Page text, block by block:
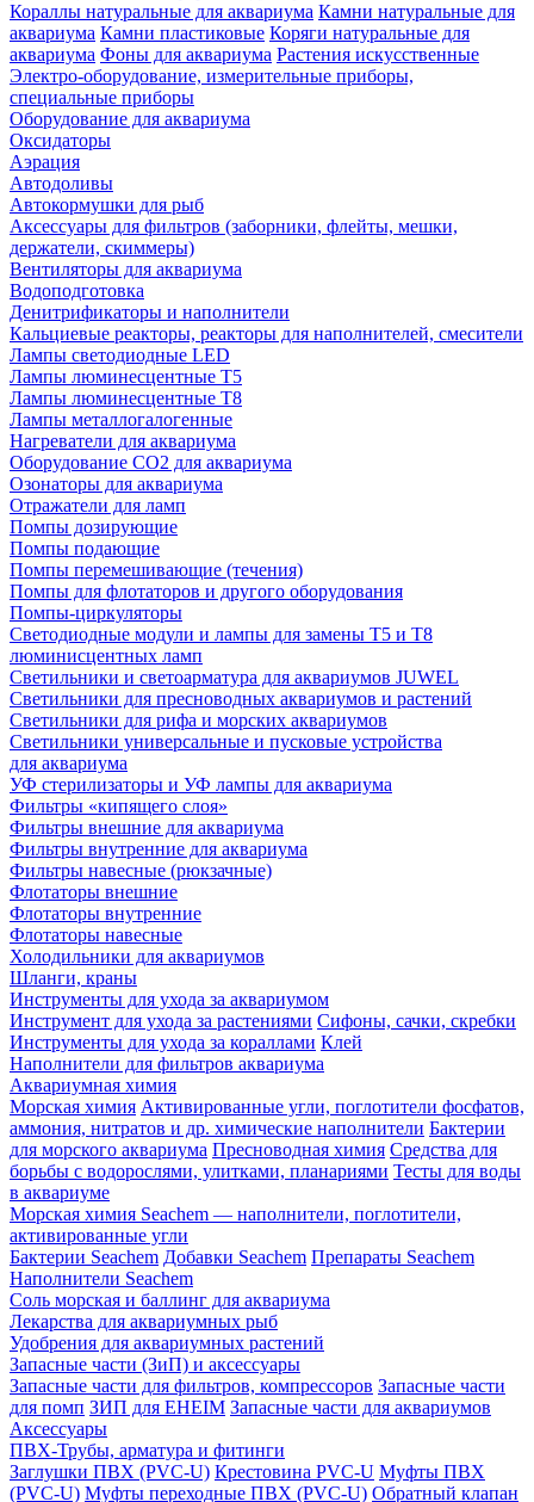
Кораллы натуральные для аквариума Камни натуральные для
аквариума Камни пластиковые Коряги натуральные для
аквариума Фоны для аквариума Растения искусственные
Электро-оборудование, измерительные приборы,
специальные приборы
Оборудование для аквариума
Оксидаторы
Аэрация
Автодоливы
Автокормушки для рыб
Аксессуары для фильтров (заборники, флейты, мешки,
держатели, скиммеры)
Вентиляторы для аквариума
Водоподготовка
Денитрификаторы и наполнители
Кальциевые реакторы, реакторы для наполнителей, смесители
Лампы светодиодные LED
Лампы люминесцентные Т5
Лампы люминесцентные Т8
Лампы металлогалогенные
Нагреватели для аквариума
Оборудование CO2 для аквариума
Озонаторы для аквариума
Отражатели для ламп
Помпы дозирующие
Помпы подающие
Помпы перемешивающие (течения)
Помпы для флотаторов и другого оборудования
Помпы-циркуляторы
Светодиодные модули и лампы для замены Т5 и Т8
люминисцентных ламп
Светильники и светоарматура для аквариумов JUWEL
Светильники для пресноводных аквариумов и растений
Светильники для рифа и морских аквариумов
Светильники универсальные и пусковые устройства
для аквариума
УФ стерилизаторы и УФ лампы для аквариума
Фильтры «кипящего слоя»
Фильтры внешние для аквариума
Фильтры внутренние для аквариума
Фильтры навесные (рюкзачные)
Флотаторы внешние
Флотаторы внутренние
Флотаторы навесные
Холодильники для аквариумов
Шланги, краны
Инструменты для ухода за аквариумом
Инструмент для ухода за растениями Сифоны, сачки, скребки
Инструменты для ухода за кораллами Клей
Наполнители для фильтров аквариума
Аквариумная химия
Морская химия Активированные угли, поглотители фосфатов,
аммония, нитратов и др. химические наполнители Бактерии
для морского аквариума Пресноводная химия Средства для
борьбы с водорослями, улитками, планариями Тесты для воды
в аквариуме
Морская химия Seachem — наполнители, поглотители,
активированные угли
Бактерии Seachem Добавки Seachem Препараты Seachem
Наполнители Seachem
Соль морская и баллинг для аквариума
Лекарства для аквариумных рыб
Удобрения для аквариумных растений
Запасные части (ЗиП) и аксессуары
Запасные части для фильтров, компрессоров Запасные части
для помп ЗИП для EHEIM Запасные части для аквариумов
Аксессуары
ПВХ-Трубы, арматура и фитинги
Заглушки ПВХ (PVC-U) Крестовина PVC-U Муфты ПВХ
(PVC-U) Муфты переходные ПВХ (PVC-U) Обратный клапан